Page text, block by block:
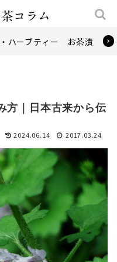
ハーブティー お茶漬け
方｜日本古来から伝
2024.06.14 2017.03.24